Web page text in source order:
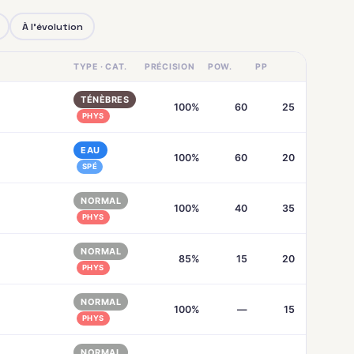
À l'évolution
TYPE · CAT. PRÉCISION POW. PP
TÉNÈBRES
PHYS
100% 60 25
EAU
SPÉ
100% 60 20
NORMAL
PHYS
100% 40 35
NORMAL
PHYS
85% 15 20
NORMAL
PHYS
100% — 15